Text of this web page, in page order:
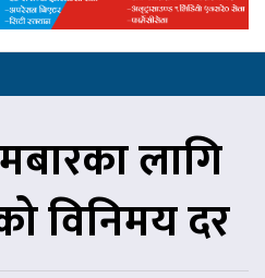
लागि
विनिमय दर